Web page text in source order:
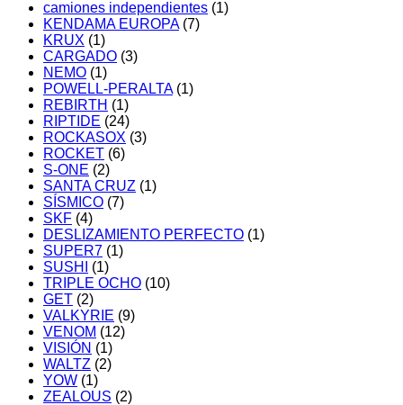
camiones independientes (1)
KENDAMA EUROPA (7)
KRUX (1)
CARGADO (3)
NEMO (1)
POWELL-PERALTA (1)
REBIRTH (1)
RIPTIDE (24)
ROCKASOX (3)
ROCKET (6)
S-ONE (2)
SANTA CRUZ (1)
SÍSMICO (7)
SKF (4)
DESLIZAMIENTO PERFECTO (1)
SUPER7 (1)
SUSHI
(1)
TRIPLE OCHO (10)
GET (2)
VALKYRIE (9)
VENOM (12)
VISIÓN (1)
WALTZ (2)
YOW (1)
ZEALOUS (2)